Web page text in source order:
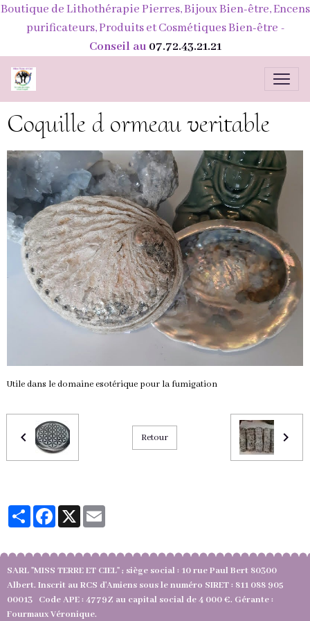
Boutique de Lithothérapie Pierres, Bijoux Bien-être, Encens
purificateurs, Produits et Cosmétiques Bien-être -
Conseil au 07.72.43.21.21
Coquille d ormeau veritable
Utile dans le domaine esotérique pour la fumigation
Retour
PartagerFacebook
X
SARL "MISS TERRE ET CIEL" ; siège social : 10 rue Paul Bert 80300
Albert. Inscrit au RCS d'Amiens sous le numéro SIRET : 811 088 905
00013 Code APE : 4779Z au capital social de 4 000 €. Gérante :
Fourmaux Véronique.